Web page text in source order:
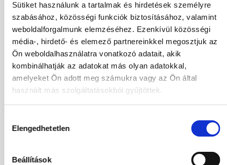
Sütiket használunk a tartalmak és hirdetések személyre
szabásához, közösségi funkciók biztosításához, valamint
weboldalforgalmunk elemzéséhez. Ezenkívül közösségi
média-, hirdető- és elemező partnereinkkel megosztjuk az
Ön weboldalhasználatra vonatkozó adatait, akik
kombinálhatják az adatokat más olyan adatokkal,
amelyeket Ön adott meg számukra vagy az Ön által
használt más szolgáltatásokból gyűjtöttek.
kiválasztása
Elengedhetetlen
Beállítások
Reggeli
Válasszon szobá
Utasok
2026
Dec